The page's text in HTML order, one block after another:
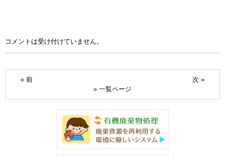
コメントは受け付けていません。
« 前
次 »
» 一覧ページ